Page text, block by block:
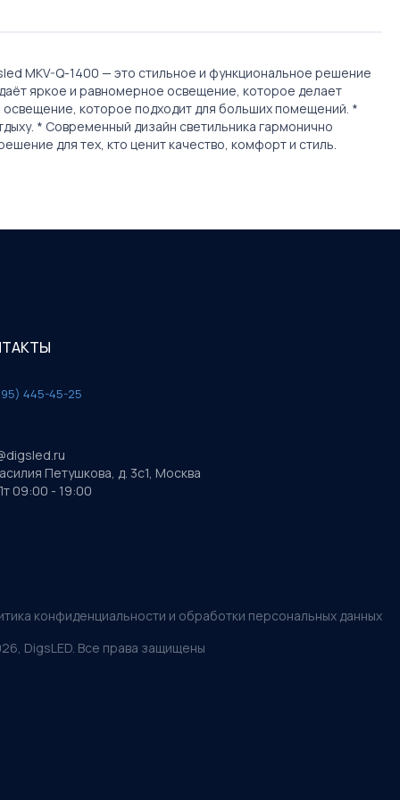
MKV-Q-1400 — это стильное и функциональное решение
яркое и равномерное освещение, которое делает
которое подходит для больших помещений. *
* Современный дизайн светильника гармонично
для тех, кто ценит качество, комфорт и стиль.
445-45-25
Петушкова, д. 3с1, Москва
09:00 - 19:00
конфиденциальности и обработки персональных данных
, DigsLED. Все права защищены